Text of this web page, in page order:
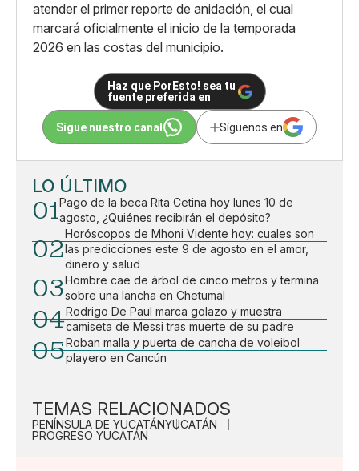
atender el primer reporte de anidación, el cual
marcará oficialmente el inicio de la temporada
2026 en las costas del municipio.
Haz que PorEsto! sea tu
fuente preferida en
Sigue nuestro canal Síguenos en
LO ÚLTIMO
01Pago de la beca Rita Cetina hoy lunes 10 de
agosto, ¿Quiénes recibirán el depósito?
02
Horóscopos de Mhoni Vidente hoy: cuales son
las predicciones este 9 de agosto en el amor,
dinero y salud
03Hombre cae de árbol de cinco metros y termina
sobre una lancha en Chetumal
04Rodrigo De Paul marca golazo y muestra
camiseta de Messi tras muerte de su padre
05Roban malla y puerta de cancha de voleibol
playero en Cancún
TEMAS RELACIONADOS
PENÍNSULA DE YUCATÁNYUCATÁN
PROGRESO YUCATÁN